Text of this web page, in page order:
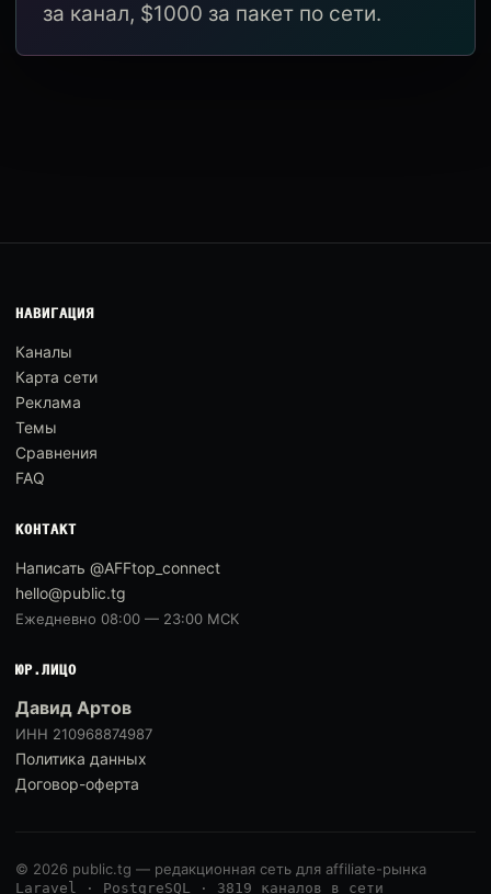
за канал, $1000 за пакет по сети.
НАВИГАЦИЯ
Каналы
Карта сети
Реклама
Темы
Сравнения
FAQ
КОНТАКТ
Написать @AFFtop_connect
hello@public.tg
Ежедневно 08:00 — 23:00 МСК
ЮР.ЛИЦО
Давид Артов
ИНН 210968874987
Политика данных
Договор-оферта
© 2026 public.tg — редакционная сеть для affiliate-рынка
Laravel · PostgreSQL · 3819 каналов в сети